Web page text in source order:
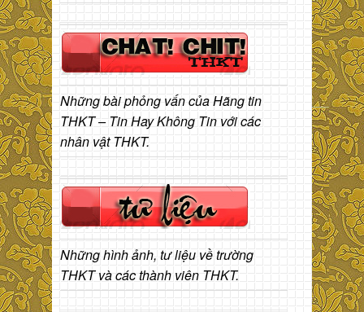
Những bài phỏng vấn của Hãng tin
THKT – Tin Hay Không Tin với các
nhân vật THKT.
Những hình ảnh, tư liệu về trường
THKT và các thành viên THKT.